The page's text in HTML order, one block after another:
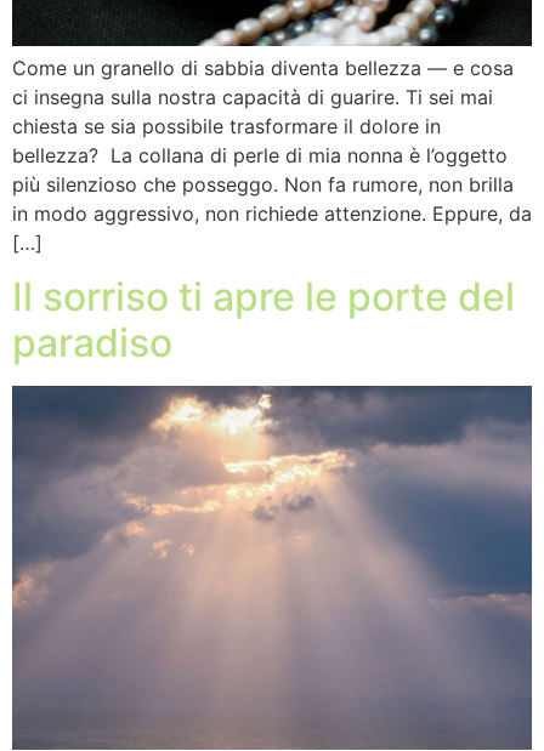
Come un granello di sabbia diventa bellezza — e cosa
ci insegna sulla nostra capacità di guarire. Ti sei mai
chiesta se sia possibile trasformare il dolore in
bellezza? La collana di perle di mia nonna è l’oggetto
più silenzioso che posseggo. Non fa rumore, non brilla
in modo aggressivo, non richiede attenzione. Eppure, da
[…]
Il sorriso ti apre le porte del
paradiso